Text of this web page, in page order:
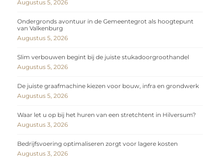
Augustus 5, 2026
Ondergronds avontuur in de Gemeentegrot als hoogtepunt
van Valkenburg
Augustus 5, 2026
Slim verbouwen begint bij de juiste stukadoorgroothandel
Augustus 5, 2026
De juiste graafmachine kiezen voor bouw, infra en grondwerk
Augustus 5, 2026
Waar let u op bij het huren van een stretchtent in Hilversum?
Augustus 3, 2026
Bedrijfsvoering optimaliseren zorgt voor lagere kosten
Augustus 3, 2026